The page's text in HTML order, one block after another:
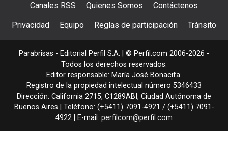
Canales RSS Quienes Somos Contáctenos
Privacidad Equipo Reglas de participación Tránsito
Parabrisas - Editorial Perfil S.A. | © Perfil.com 2006-2026 -
Todos los derechos reservados.
Editor responsable: María José Bonacifa.
Registro de la propiedad intelectual número 5346433
Dirección: California 2715, C1289ABI , Ciudad Autónoma de
Buenos Aires | Teléfono: (+5411) 7091-4921 / (+5411) 7091-
4922 | E-mail: perfilcom@perfil.com